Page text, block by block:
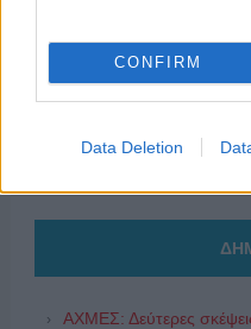
CONFIRM
Data Deletion
ΑΧΜΕΣ: Δεύτερες